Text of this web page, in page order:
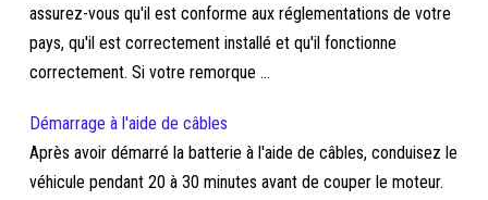
assurez-vous qu'il est conforme aux réglementations de votre
pays, qu'il est correctement installé et qu'il fonctionne
correctement. Si votre remorque ...
Démarrage à l'aide de câbles
Après avoir démarré la batterie à l'aide de câbles, conduisez le
véhicule pendant 20 à 30 minutes avant de couper le moteur.